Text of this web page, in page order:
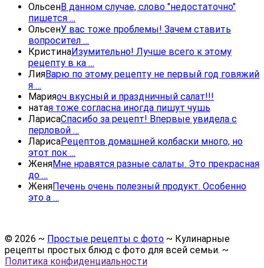
ОльсенВ данном случае, слово "недостаточно"
пишется …
ОльсенУ вас тоже проблемы! Зачем ставить
вопросител …
КристинаИзумительно! Лучше всего к этому
рецепту в ка …
ЛияВарю по этому рецепту не первый год говяжий
я …
Марияоч вкусный и праздничный салат!!!
натая тоже согласна иногда пишут чушь
ЛарисаСпасибо за рецепт! Впервые увидела с
перловой …
ЛарисаРецептов домашней колбаски много, но
этот пок …
ЖеняМне нравятся разные салаты. Это прекрасная
до …
ЖеняПечень очень полезный продукт. Особенно
это а …
© 2026 ~ Простые рецепты с фото ~ Кулинарные
рецепты простых блюд с фото для всей семьи. ~
Политика конфиденциальности